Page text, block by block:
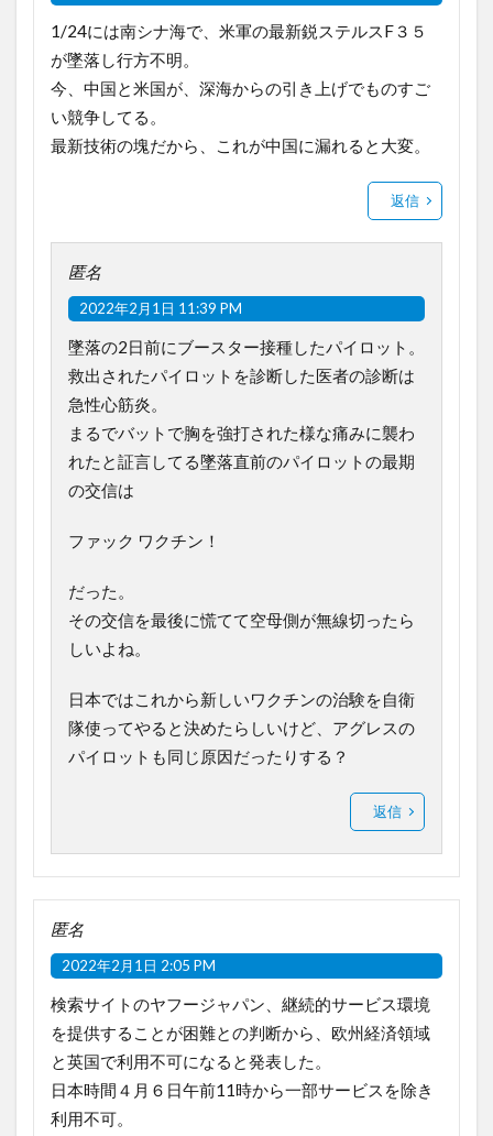
1/24には南シナ海で、米軍の最新鋭ステルスF３５
が墜落し行方不明。
今、中国と米国が、深海からの引き上げでものすご
い競争してる。
最新技術の塊だから、これが中国に漏れると大変。
返信
匿名
2022年2月1日 11:39 PM
墜落の2日前にブースター接種したパイロット。
救出されたパイロットを診断した医者の診断は
急性心筋炎。
まるでバットで胸を強打された様な痛みに襲わ
れたと証言してる墜落直前のパイロットの最期
の交信は
ファック ワクチン！
だった。
その交信を最後に慌てて空母側が無線切ったら
しいよね。
日本ではこれから新しいワクチンの治験を自衛
隊使ってやると決めたらしいけど、アグレスの
パイロットも同じ原因だったりする？
返信
匿名
2022年2月1日 2:05 PM
検索サイトのヤフージャパン、継続的サービス環境
を提供することが困難との判断から、欧州経済領域
と英国で利用不可になると発表した。
日本時間４月６日午前11時から一部サービスを除き
利用不可。